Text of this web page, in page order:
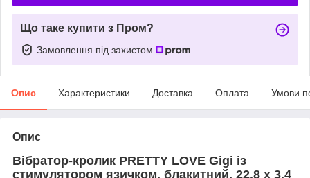
Що таке купити з Пром?
Замовлення під захистом
Опис Характеристики Доставка Оплата Умови
Опис
Вібратор-кролик PRETTY LOVE Gigi із
стимулятором язичком, блакитний, 22.8 х 3.4